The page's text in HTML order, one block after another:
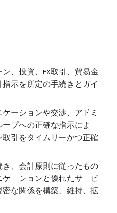
、投資、FX取引、貿易金
示を所定の手続きとガイ
ーションや交渉、アドミ
プへの正確な指示によ
引をタイムリーかつ正確
、会計原則に従ったもの
ーションと優れたサービ
な関係を構築、維持、拡